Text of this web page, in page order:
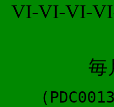
VI-VI-VI-
毎